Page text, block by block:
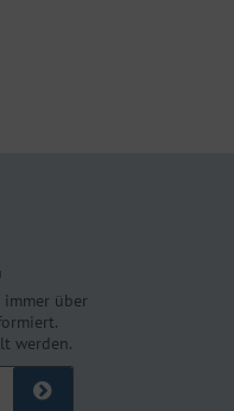
über
werden.